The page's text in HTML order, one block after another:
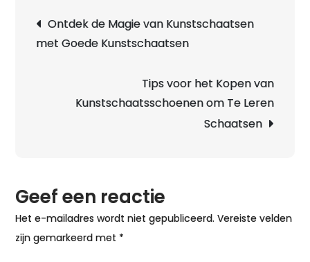
Ontdek de Magie van Kunstschaatsen
met Goede Kunstschaatsen
Tips voor het Kopen van
Kunstschaatsschoenen om Te Leren
Schaatsen
Geef een reactie
Het e-mailadres wordt niet gepubliceerd. Vereiste velden
zijn gemarkeerd met *